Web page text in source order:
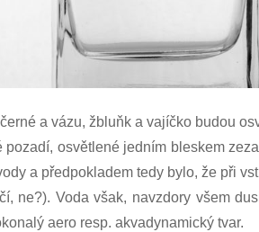
a vázu, žbluňk a vajíčko budou
osvětlené jedním bleskem
a předpokladem tedy bylo, že při
ne?). Voda však, navzdory všem
aero resp. akvadynamický tvar.